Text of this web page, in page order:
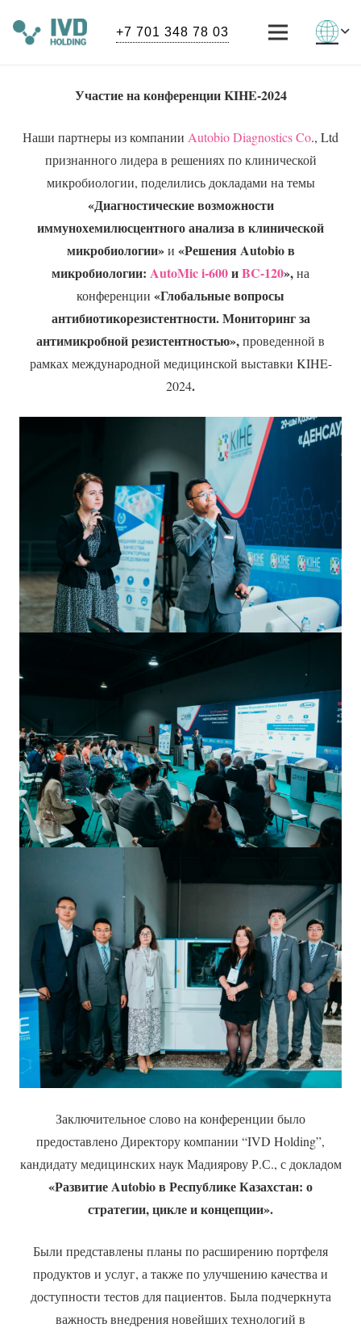
+7 701 348 78 03
Участие на конференции KIHE-2024
Наши партнеры из компании Autobio Diagnostics Co., Ltd
признанного лидера в решениях по клинической
микробиологии, поделились докладами на темы
«Диагностические возможности
иммунохемилюсцентного анализа в клинической
микробиологии»и «Решения Autobio в
микробиологии: AutoMic i-600иBC-120»,на
конференции «Глобальные вопросы
антибиотикорезистентности. Мониторинг за
антимикробной резистентностью»,проведенной в
рамках международной медицинской выставки KIHE-
2024.
Заключительное слово на конференции было
предоставлено Директору компании “IVD Holding”,
кандидату медицинских наук Мадиярову Р.С., с докладом
«Развитие Autobio в Республике Казахстан: о
стратегии, цикле и концепции».
Были представлены планы по расширению портфеля
продуктов и услуг, а также по улучшению качества и
доступности тестов для пациентов. Была подчеркнута
важность внедрения новейших технологий в